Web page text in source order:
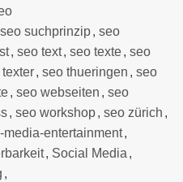
seo suchprinzip, seo
, seo text, seo texte, seo
, seo thueringen , seo
, seo webseiten , seo
, seo workshop, seo zürich ,
media-entertainment,
, Social Media ,
,